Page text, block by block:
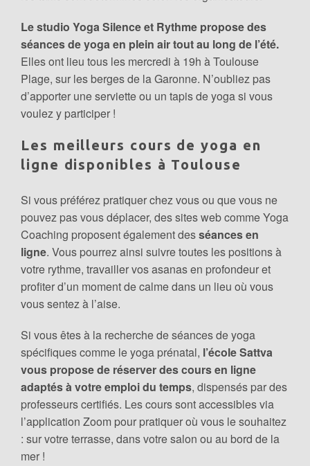
Le studio Yoga Silence et Rythme propose des
séances de yoga en plein air tout au long de l’été.
Elles ont lieu tous les mercredi à 19h à Toulouse
Plage, sur les berges de la Garonne. N’oubliez pas
d’apporter une serviette ou un tapis de yoga si vous
voulez y participer !
Les meilleurs cours de yoga en
ligne disponibles à Toulouse
Si vous préférez pratiquer chez vous ou que vous ne
pouvez pas vous déplacer, des sites web comme Yoga
Coaching proposent également desséances en
ligne. Vous pourrez ainsi suivre toutes les positions à
votre rythme, travailler vos asanas en profondeur et
profiter d’un moment de calme dans un lieu où vous
vous sentez à l’aise.
Si vous êtes à la recherche de séances de yoga
spécifiques comme le yoga prénatal, l’école Sattva
vous propose de réserver des cours en ligne
adaptés à votre emploi du temps, dispensés par des
professeurs certifiés. Les cours sont accessibles via
l’application Zoom pour pratiquer où vous le souhaitez
: sur votre terrasse, dans votre salon ou au bord de la
mer !